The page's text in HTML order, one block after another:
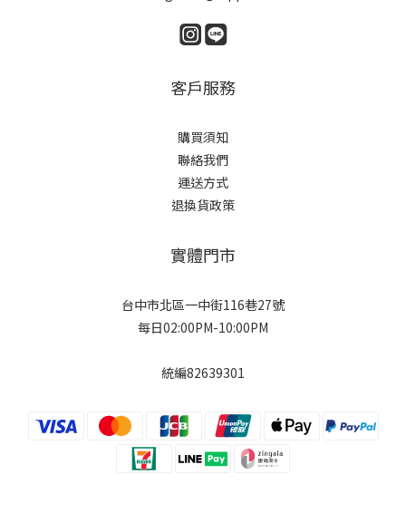
客戶服務
購買須知
聯絡我們
運送方式
退換貨政策
實體門市
台中市北區一中街116巷27號
每日02:00PM-10:00PM
統編82639301